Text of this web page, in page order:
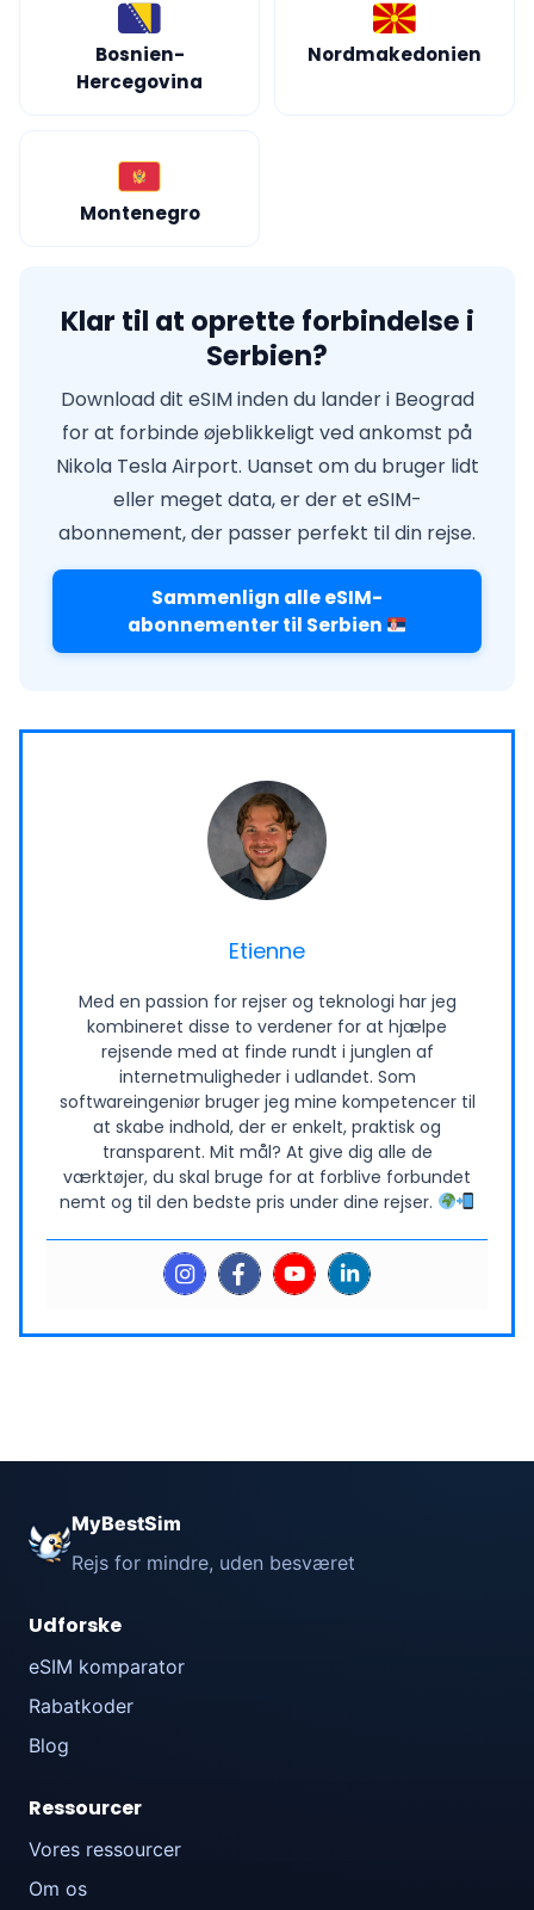
Bosnien-
Hercegovina
Nordmakedonien
Montenegro
Klar til at oprette forbindelse i
Serbien?
Download dit eSIM inden du lander i Beograd
for at forbinde øjeblikkeligt ved ankomst på
Nikola Tesla Airport. Uanset om du bruger lidt
eller meget data, er der et eSIM-
abonnement, der passer perfekt til din rejse.
Sammenlign alle eSIM-
abonnementer til Serbien
Etienne
Med en passion for rejser og teknologi har jeg
kombineret disse to verdener for at hjælpe
rejsende med at finde rundt i junglen af
internetmuligheder i udlandet. Som
softwareingeniør bruger jeg mine kompetencer til
at skabe indhold, der er enkelt, praktisk og
transparent. Mit mål? At give dig alle de
værktøjer, du skal bruge for at forblive forbundet
nemt og til den bedste pris under dine rejser.
MyBestSim
Rejs for mindre, uden besværet
Udforske
eSIM komparator
Rabatkoder
Blog
Ressourcer
Vores ressourcer
Om os